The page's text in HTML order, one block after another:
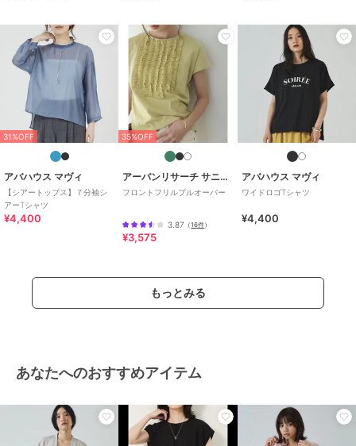
31%OFF
アバハウス マヴィ
【シアートップス】７分袖シ
アーTシャツ
¥4,400
35%OFF
アーバンリサーチ サニーレーベル
フロントフリルプルオーバー
3.87 （16件）
¥3,575
アバハウス マヴィ
ワイドロゴTシャツ
¥4,400
もっとみる
あなたへのおすすめアイテム